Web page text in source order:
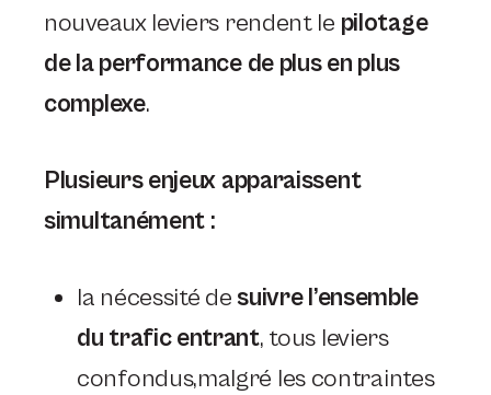
nouveaux leviers rendent le pilotage
de la performance de plus en plus
complexe.
Plusieurs enjeux apparaissent
simultanément :
la nécessité desuivre l’ensemble
du trafic entrant, tous leviers
confondus,malgré les contraintes